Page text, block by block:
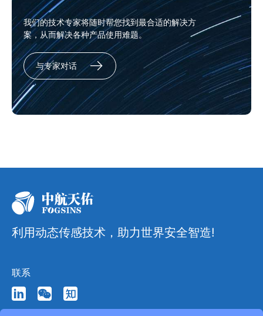
我们的技术专家将随时帮您找到最合适的解决方
案，从而解决各种产品使用难题。
与专家对话
利用动态传感技术，助力世界安全智造!
联系